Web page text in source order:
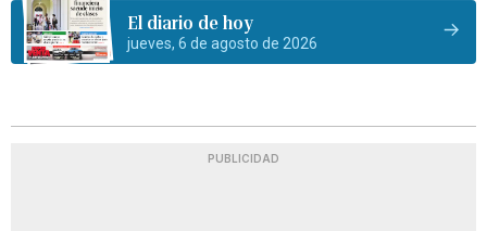
El diario de hoy
jueves, 6 de agosto de 2026
PUBLICIDAD